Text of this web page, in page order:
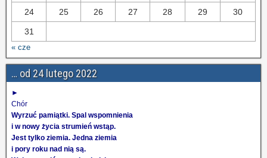
24 25 26 27 28 29 30
31
« cze
… od 24 lutego 2022
►
Chór
Wyrzuć pamiątki. Spal wspomnienia
i w nowy życia strumień wstąp.
Jest tylko ziemia. Jedna ziemia
i pory roku nad nią są.